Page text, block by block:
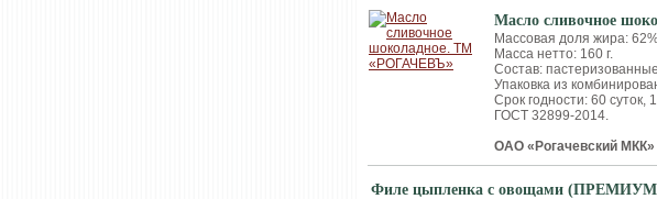
Масло сливочное
Массовая доля жира:
Масса нетто: 160 г.
Состав:
Упаковка из
Срок годности: 60 суток,
ГОСТ 32899-2014.
ОАО «Рогачевский
Филе цыпленка с овощами